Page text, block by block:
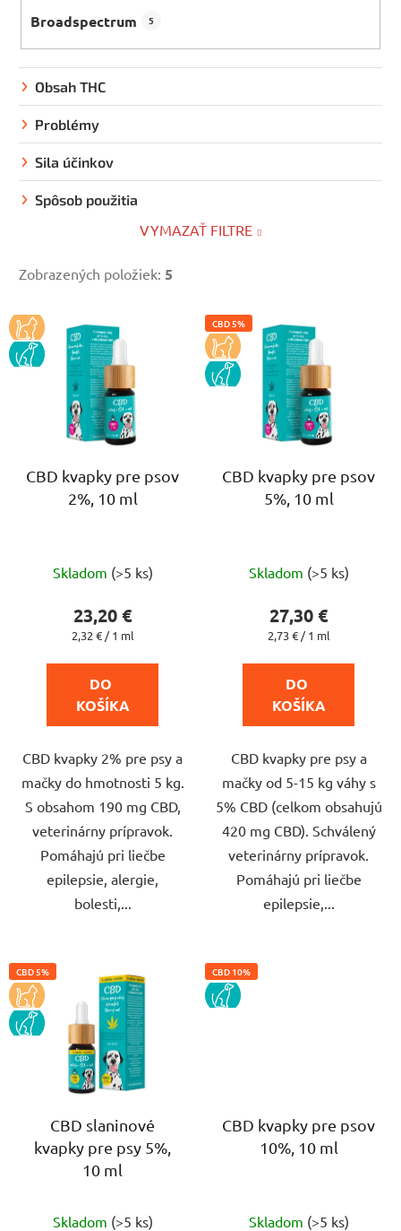
Broadspectrum 5
Obsah THC
Problémy
Sila účinkov
Spôsob použitia
VYMAZAŤ FILTRE
Zobrazených položiek: 5
V
ý
p
KOCKA
PES
CBD kvapky pre psov
2%, 10 ml
hodnotenie
produktu
je
z
5
hviezdičiek.
Skladom (>5 ks)
23,20 €
Jednotková
2,32 € / 1 ml
DO
KOŠÍKA
CBD kvapky 2% pre psy a
mačky do hmotnosti 5 kg.
S obsahom 190 mg CBD,
veterinárny prípravok.
Pomáhajú pri liečbe
epilepsie, alergie,
bolesti,...
CBD 5%
KOCKA
PES
CBD kvapky pre psov
5%, 10 ml
hodnotenie
produktu
je
z
5
hviezdičiek.
Skladom (>5 ks)
27,30 €
Jednotková
2,73 € / 1 ml
DO
KOŠÍKA
CBD kvapky pre psy a
mačky od 5-15 kg váhy s
5% CBD (celkom obsahujú
420 mg CBD). Schválený
veterinárny prípravok.
Pomáhajú pri liečbe
epilepsie,...
CBD 5%
KOCKA
PES
CBD slaninové
kvapky pre psy 5%,
10 ml
Skladom (>5 ks)
CBD 10%
PES
CBD kvapky pre psov
10%, 10 ml
Skladom (>5 ks)